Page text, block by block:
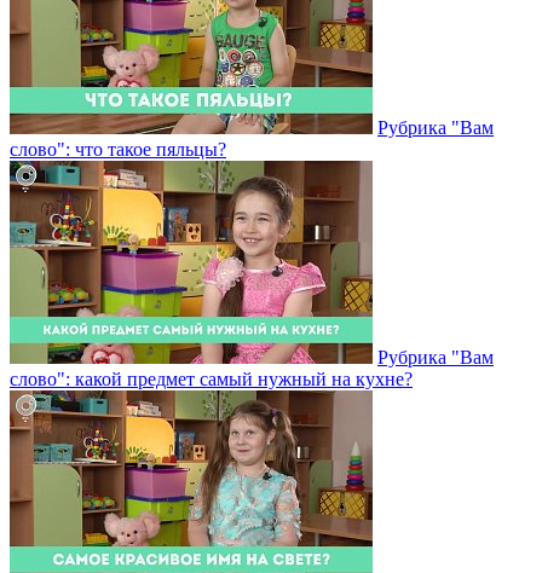
Рубрика "Вам
слово": что такое пяльцы?
Рубрика "Вам
слово": какой предмет самый нужный на кухне?